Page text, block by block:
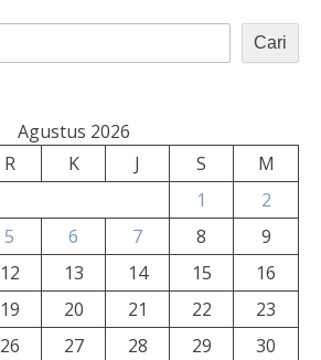
Cari
Agustus 2026
R K J S
M
1
2
5 6 7 8
9
12 13 14 15
16
19 20 21 22
23
26 27 28 29
30